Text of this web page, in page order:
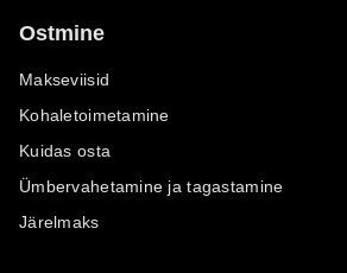
Ostmine
Makseviisid
Kohaletoimetamine
Kuidas osta
Ümbervahetamine ja tagastamine
Järelmaks